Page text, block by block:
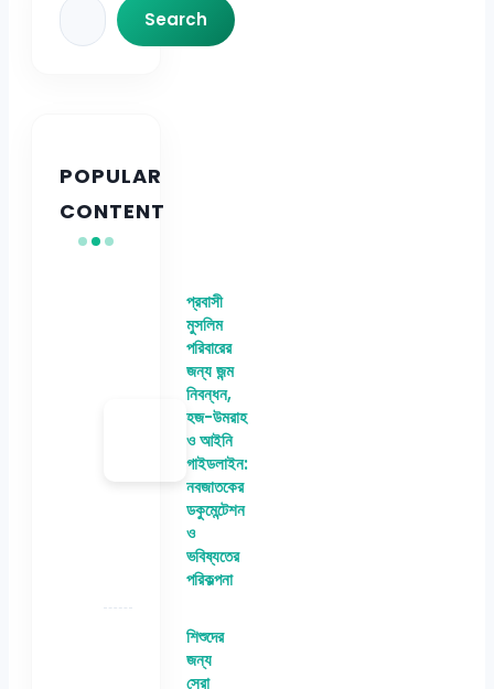
Search
Search
POPULAR
CONTENT
প্রবাসী
মুসলিম
পরিবারের
জন্য জন্ম
নিবন্ধন,
হজ-উমরাহ
ও আইনি
গাইডলাইন:
নবজাতকের
ডকুমেন্টেশন
ও
ভবিষ্যতের
পরিকল্পনা
শিশুদের
জন্য
সেরা